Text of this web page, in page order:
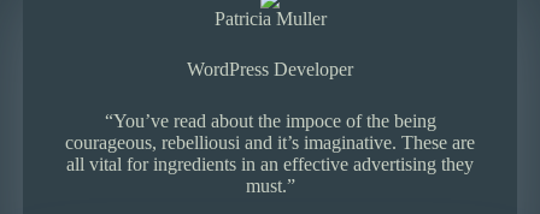
Patricia Muller
WordPress Developer
“You’ve read about the impoce of the being
courageous, rebelliousi and it’s imaginative. These are
all vital for ingredients in an effective advertising they
must.”